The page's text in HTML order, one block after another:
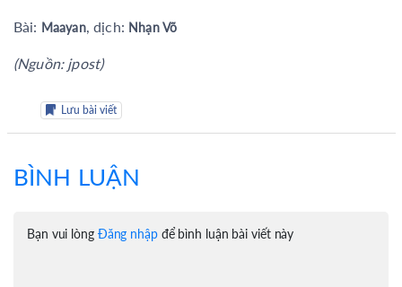
Bài: Maayan, dịch: Nhạn Võ
(Nguồn: jpost)
Lưu bài viết
BÌNH LUẬN
Bạn vui lòng Đăng nhậpđể bình luận bài viết này